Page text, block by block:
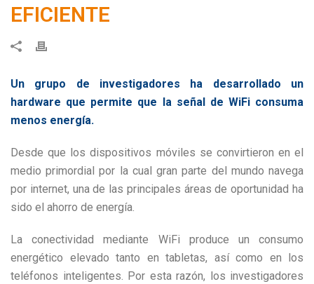
EFICIENTE
Un grupo de investigadores ha desarrollado un
hardware que permite que la señal de WiFi consuma
menos energía.
Desde que los dispositivos móviles se convirtieron en el
medio primordial por la cual gran parte del mundo navega
por internet, una de las principales áreas de oportunidad ha
sido el ahorro de energía.
La conectividad mediante WiFi produce un consumo
energético elevado tanto en tabletas, así como en los
teléfonos inteligentes. Por esta razón, los investigadores